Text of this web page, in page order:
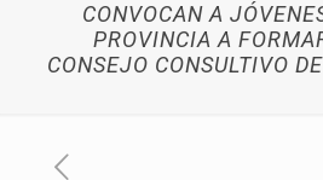
CONVOCAN A
PROVINCIA A
CONSEJO CONSULTIVO